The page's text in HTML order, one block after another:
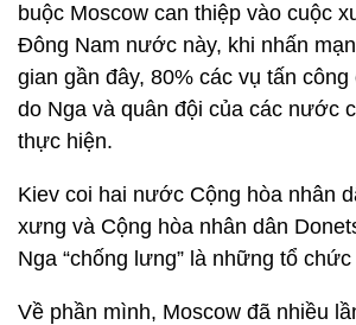
buộc Moscow can thiệp vào cuộc
Đông Nam nước này, khi nhấn
gian gần đây, 80% các vụ tấn
do Nga và quân đội của các nước
thực hiện.
Kiev coi hai nước Cộng hòa nhân
xưng và Cộng hòa nhân dân
Nga “chống lưng” là những tổ
Về phần mình, Moscow đã nhiều